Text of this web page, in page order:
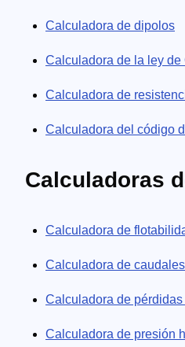
Calculadora de dipolos
Calculadora de la ley de
Calculadora de
Calculadora del código
Calculadoras
Calculadora de
Calculadora de
Calculadora de pérdidas
Calculadora de presión